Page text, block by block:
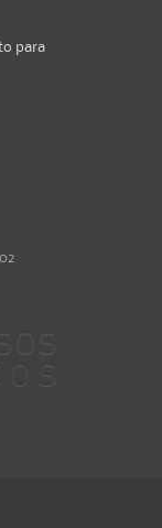
para